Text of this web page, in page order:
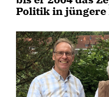
Politik in jüngere